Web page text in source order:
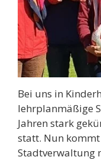
Bei uns in
lehrplanmäßige
Jahren stark
statt. Nun kommt
Stadtverwaltung